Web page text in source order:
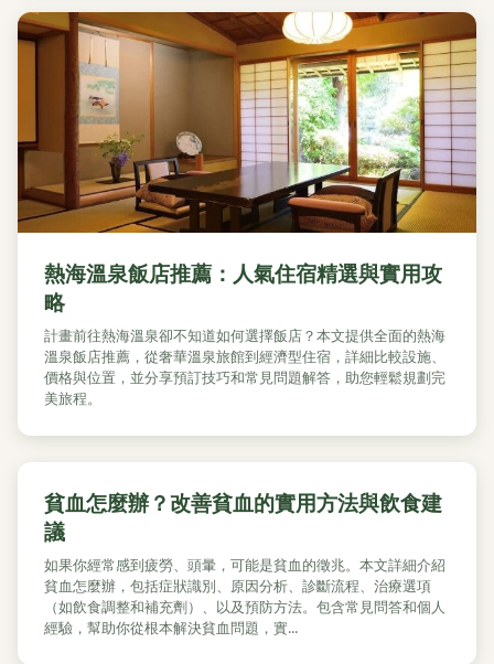
熱海溫泉飯店推薦：人氣住宿精選與實用攻
略
計畫前往熱海溫泉卻不知道如何選擇飯店？本文提供全面的熱海
溫泉飯店推薦，從奢華溫泉旅館到經濟型住宿，詳細比較設施、
價格與位置，並分享預訂技巧和常見問題解答，助您輕鬆規劃完
美旅程。
貧血怎麼辦？改善貧血的實用方法與飲食建
議
如果你經常感到疲勞、頭暈，可能是貧血的徵兆。本文詳細介紹
貧血怎麼辦，包括症狀識別、原因分析、診斷流程、治療選項
（如飲食調整和補充劑）、以及預防方法。包含常見問答和個人
經驗，幫助你從根本解決貧血問題，實...